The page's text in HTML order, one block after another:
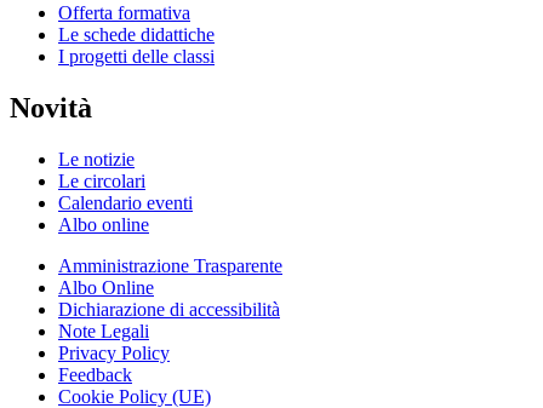
Offerta formativa
Le schede didattiche
I progetti delle classi
Novità
Le notizie
Le circolari
Calendario eventi
Albo online
Amministrazione Trasparente
Albo Online
Dichiarazione di accessibilità
Note Legali
Privacy Policy
Feedback
Cookie Policy (UE)